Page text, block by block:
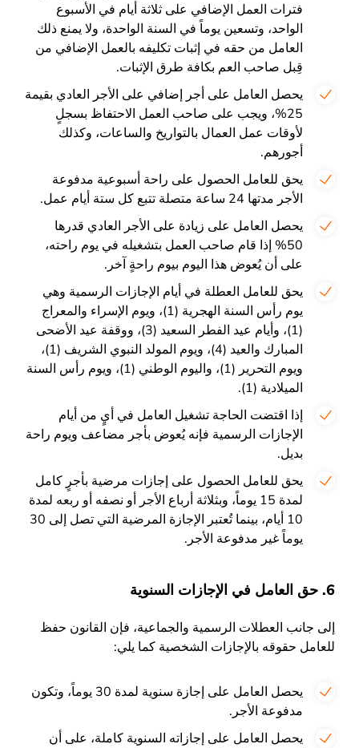
فترات العمل الإضافي على ثلاثة أيام في الأسبوع
الواحد، وتسعين يوماً في السنة الواحدة، ولا يمنع ذلك
العامل من حقه في إثبات تكليفه بالعمل الإضافي من
قِبل صاحب العم بكافة طرق الإثبات.
يحصل العامل على أجر إضافي على الأجر العادي بقيمة
25%، ويجب على صاحب العمل الاحتفاظ بسجلٍ
لأوقات عمل العمال بالتواريخ والساعات، وكذلك
أجورهم.
يحق للعامل الحصول على راحة أسبوعية مدفوعة
الأجر مدتها 24 ساعة متصلة تتبع كل ستة أيام عمل.
يحصل العامل على زيادة على الأجر العادي قدرها
50% إذا قام صاحب العمل بتشغيله في يوم راحته،
على أن يُعوض هذا اليوم بيوم راحةٍ آخر.
يحق للعامل العطلة في أيام الإجازات الرسمية وهي
يوم رأس السنة الهجرية (1)، ويوم الإسراء والمعراج
(1)، وأيام عيد الفطر السعيد (3)، ووقفة عيد الأضحى
المبارك والعيد (4)، ويوم المولد النبوي الشريف (1)،
ويوم التحرير (1)، واليوم الوطني (1)، ويوم رأس السنة
الميلادية (1).
إذا اقتضت الحاجة تشغيل العامل في أيٍ من أيام
الإجازات الرسمية فإنه يُعوض بأجر مضاعف ويوم راحة
بديل.
يحق للعامل الحصول على إجازات مرضية بأجرٍ كامل
لمدة 15 يوماً، وبثلاثة أرباع الأجر أو نصفه أو ربعه لمدة
10 أيام، بينما تُعتبر الإجازة المرضية التي تصل إلى 30
يوماً غير مدفوعة الأجر.
6. حق العامل في الإجازات السنوية
إلى جانب العطلات الرسمية والجماعية، فإن القانون حفظ
للعامل حقوقه بالإجازات الشخصية كما يلي:
يحصل العامل على إجازة سنوية لمدة 30 يوماً، وتكون
مدفوعة الأجر.
يحصل العامل على إجازاته السنوية كاملة، على أن